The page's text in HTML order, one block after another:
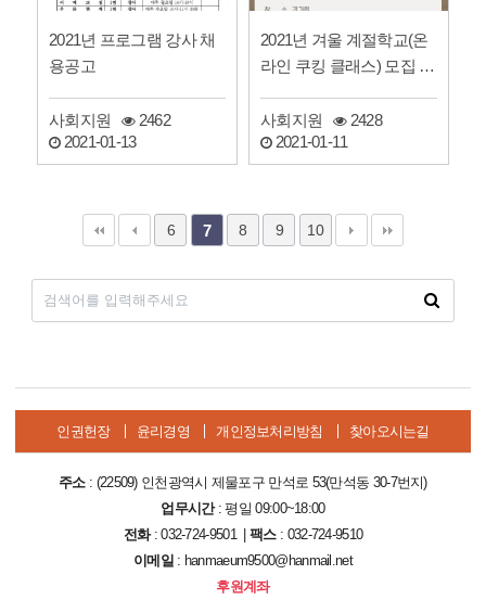
2021년 프로그램 강사 채
용공고
사회지원
2462
2021-01-13
2021년 겨울 계절학교(온
라인 쿠킹 클래스) 모집 안
사회지원
2428
2021-01-11
6 7 8 9 10
인권헌장 윤리경영 개인정보처리방침 찾아오시는길
주소: (22509) 인천광역시 제물포구 만석로 53(만석동 30-7번지)
업무시간: 평일 09:00~18:00
전화: 032-724-9501 |팩스: 032-724-9510
이메일: hanmaeum9500@hanmail.net
후원계좌